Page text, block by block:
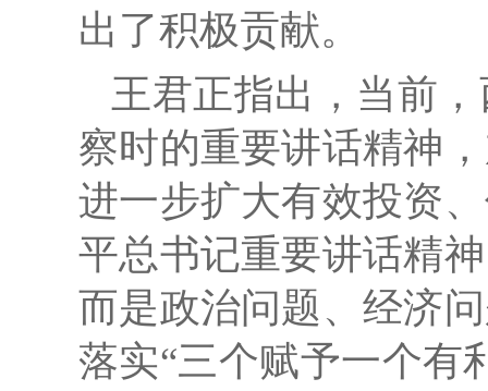
出了积极贡献。
王君正指出，当前
察时的重要讲话精神
进一步扩大有效投资
平总书记重要讲话精
而是政治问题、经济
落实“三个赋予一个有